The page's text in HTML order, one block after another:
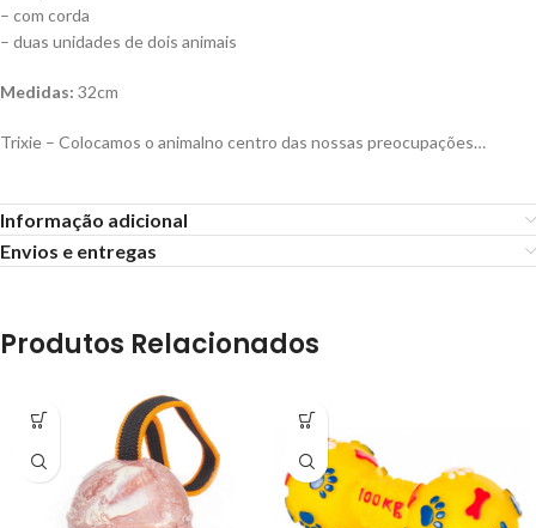
– com corda
– duas unidades de dois animais
Medidas: 32cm
Trixie – Colocamos o animalno centro das nossas preocupações…
Informação adicional
Envios e entregas
Produtos Relacionados